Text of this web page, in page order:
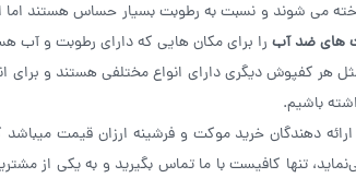
می شوند و نسبت به رطوبت بسیار حساس هستند اما
های ضد آب را برای مکان هایی که دارای رطوبت و آب
هر کفپوش دیگری دارای انواع مختلفی هستند و برای
باشیم.
دهندگان خرید موکت و فرشینه ارزان قیمت
تنها کافیست با ما تماس بگیرید و به یکی از